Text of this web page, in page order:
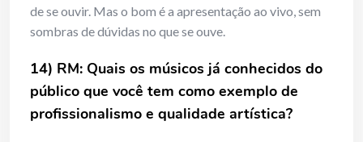
de se ouvir. Mas o bom é a apresentação ao vivo, sem
sombras de dúvidas no que se ouve.
14) RM: Quais os músicos já conhecidos do
público que você tem como exemplo de
profissionalismo e qualidade artística?